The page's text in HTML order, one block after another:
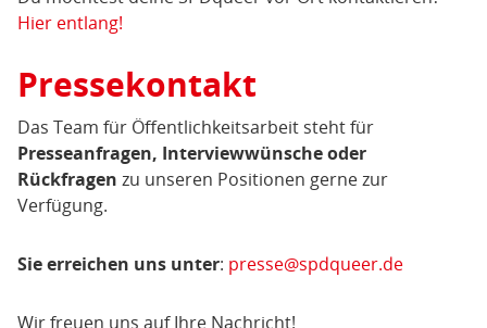
Hier entlang!
Pressekontakt
Das Team für Öffentlichkeitsarbeit steht für
Presseanfragen, Interviewwünsche oder
Rückfragen zu unseren Positionen gerne zur
Verfügung.
Sie erreichen uns unter: presse@spdqueer.de
Wir freuen uns auf Ihre Nachricht!